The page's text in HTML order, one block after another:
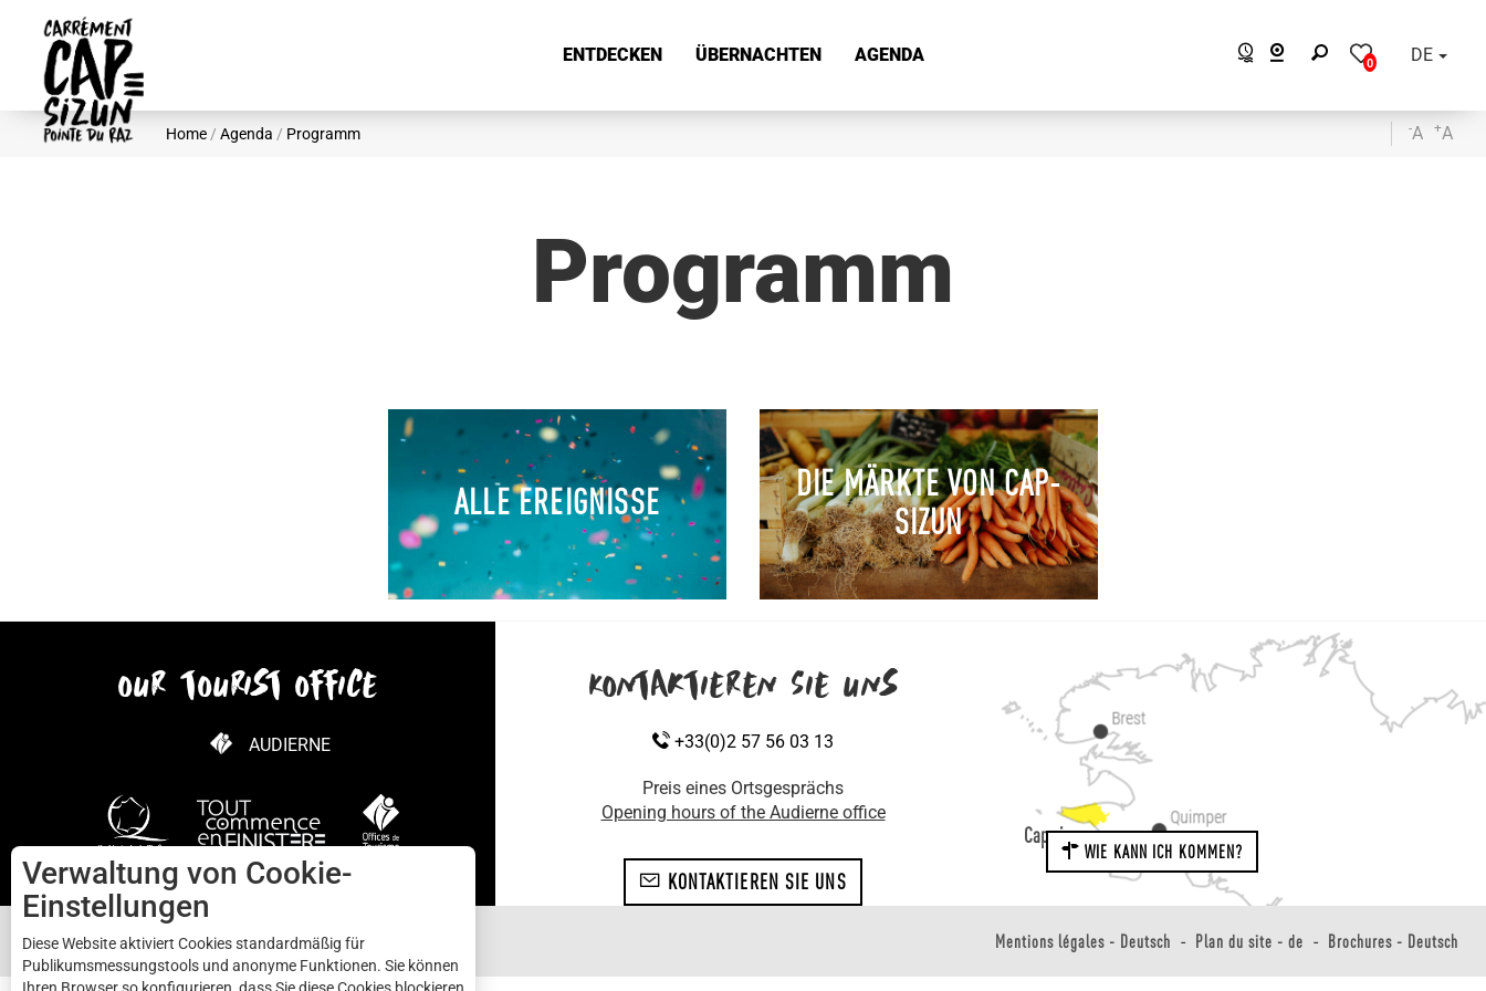
Skip to main content
0 DE
ENTDECKEN ÜBERNACHTEN AGENDA
Home / Agenda / Programm -A +A
Programm
ALLE EREIGNISSE
DIE MÄRKTE VON CAP-
SIZUN
our tourist office
AUDIERNE
Kontaktieren Sie uns
+33(0)2 57 56 03 13
Preis eines Ortsgesprächs
Opening hours of the Audierne office
KONTAKTIEREN SIE UNS
Cap sizun
WIE KANN ICH KOMMEN?
Mentions légales - Deutsch Plan du site - de Brochures - Deutsch
Verwaltung von Cookie-
Einstellungen
Diese Website aktiviert Cookies standardmäßig für
Publikumsmessungstools und anonyme Funktionen. Sie können